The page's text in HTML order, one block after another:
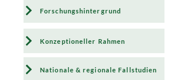
Forschungshintergrund
Konzeptioneller Rahmen
Nationale & regionale Fallstudien